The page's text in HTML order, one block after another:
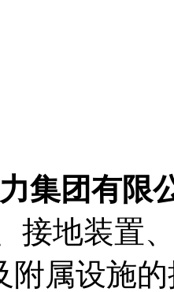
集团有限
接地装置
附属设施